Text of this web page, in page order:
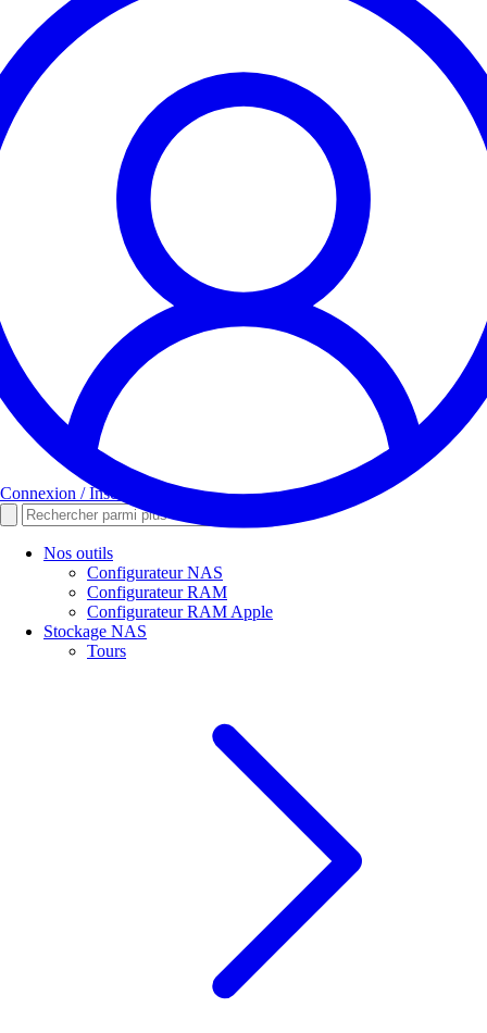
Connexion / Inscription
Nos outils
Configurateur NAS
Configurateur RAM
Configurateur RAM Apple
Stockage NAS
Tours